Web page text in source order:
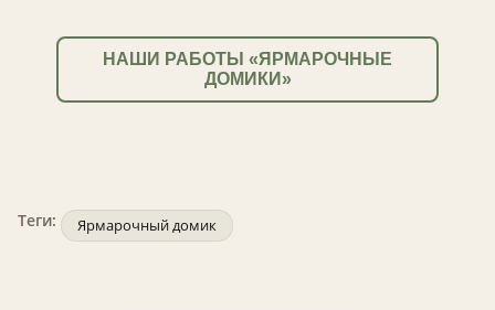
НАШИ РАБОТЫ «ЯРМАРОЧНЫЕ
ДОМИКИ»
Теги: Ярмарочный домик